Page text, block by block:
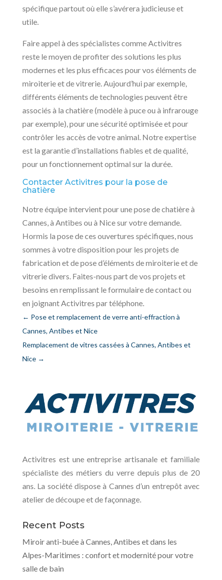
spécifique partout où elle s’avérera judicieuse et
utile.
Faire appel à des spécialistes comme Activitres
reste le moyen de profiter des solutions les plus
modernes et les plus efficaces pour vos éléments de
miroiterie et de vitrerie. Aujourd’hui par exemple,
différents éléments de technologies peuvent être
associés à la chatière (modèle à puce ou à infrarouge
par exemple), pour une sécurité optimisée et pour
contrôler les accès de votre animal. Notre expertise
est la garantie d’installations fiables et de qualité,
pour un fonctionnement optimal sur la durée.
Contacter Activitres pour la pose de
chatière
Notre équipe intervient pour une pose de chatière à
Cannes, à Antibes ou à Nice sur votre demande.
Hormis la pose de ces ouvertures spécifiques, nous
sommes à votre disposition pour les projets de
fabrication et de pose d’éléments de miroiterie et de
vitrerie divers. Faites-nous part de vos projets et
besoins en remplissant le formulaire de contact ou
en joignant Activitres par téléphone.
← Pose et remplacement de verre anti-effraction à
Cannes, Antibes et Nice
Remplacement de vitres cassées à Cannes, Antibes et
Nice →
Activitres est une entreprise artisanale et familiale
spécialiste des métiers du verre depuis plus de 20
ans. La société dispose à Cannes d’un entrepôt avec
atelier de découpe et de façonnage.
Recent Posts
Miroir anti-buée à Cannes, Antibes et dans les
Alpes-Maritimes : confort et modernité pour votre
salle de bain